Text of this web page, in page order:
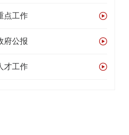
点工作
府公报
才工作